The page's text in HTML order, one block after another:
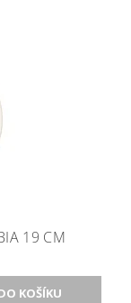
19 CM